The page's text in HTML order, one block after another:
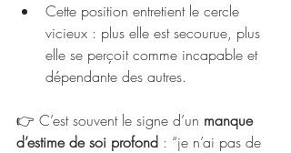
Cette position entretient le cercle
vicieux : plus elle est secourue, plus
elle se perçoit comme incapable et
dépendante des autres.
👉 C’est souvent le signe d’un manque
d’estime de soi profond : “je n’ai pas de